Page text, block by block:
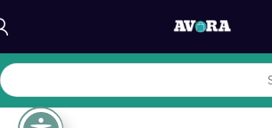
/CBT מוצרי